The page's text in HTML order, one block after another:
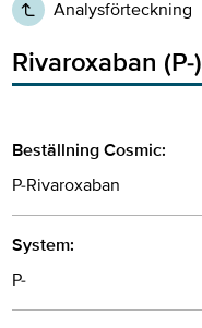
Analysförteckning
Rivaroxaban (P-)
Beställning Cosmic:
P-Rivaroxaban
System:
P-